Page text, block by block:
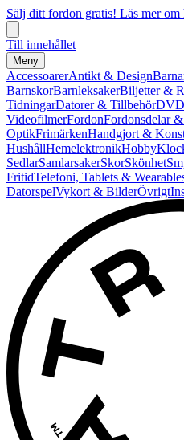
Sälj ditt fordon gratis! Läs mer om
Till innehållet
Meny
AccessoarerAntikt & Design
BarnskorBarnleksakerBiljetter &
TidningarDatorer & Tillbehör
VideofilmerFordonFordonsdelar
OptikFrimärkenHandgjort &
HushållHemelektronikHobby
SedlarSamlarsakerSkorSkönhet
FritidTelefoni, Tablets &
DatorspelVykort & BilderÖvrigt